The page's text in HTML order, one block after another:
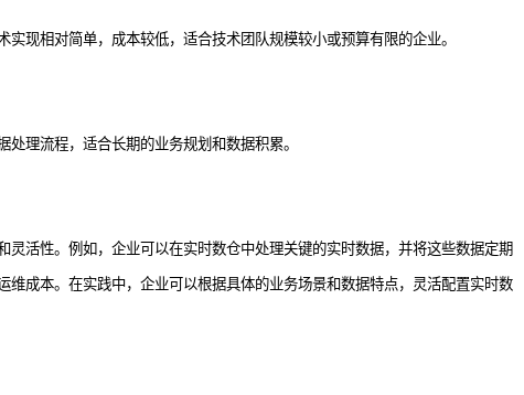
现相对简单，成本较低，适合技术团队规模较小或预算有限的企业。
理流程，适合长期的业务规划和数据积累。
活性。例如，企业可以在实时数仓中处理关键的实时数据，并将这些数据定期
成本。在实践中，企业可以根据具体的业务场景和数据特点，灵活配置实时数